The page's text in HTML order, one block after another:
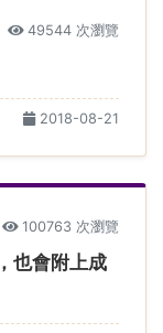
49544 次瀏覽
2018-08-21
100763 次瀏覽
也會附上成